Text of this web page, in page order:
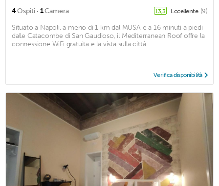
4Ospiti · 1Camera 13,3 Eccellente (9)
Situato a Napoli, a meno di 1 km dal MUSA e a 16 minuti a piedi
dalle Catacombe di San Gaudioso, il Mediterranean Roof offre la
connessione WiFi gratuita e la vista sulla città. ...
Verifica disponibilità